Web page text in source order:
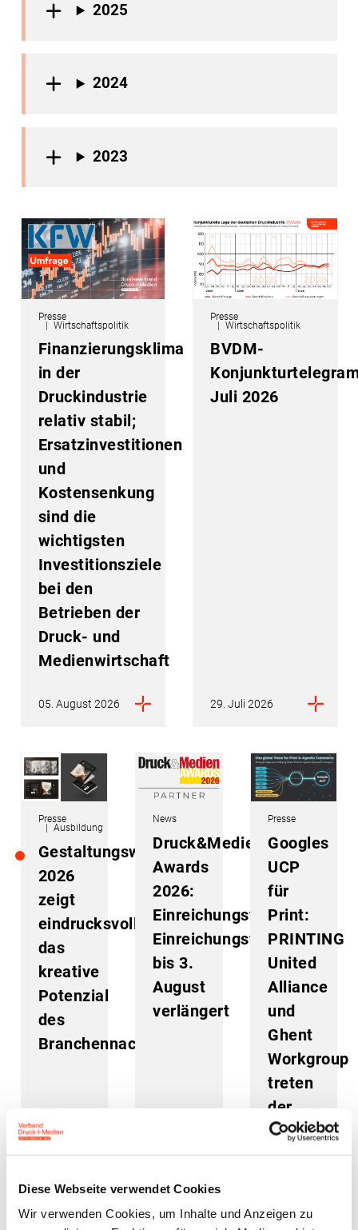
Diese Webseite verwendet Cookies
Wir verwenden Cookies, um Inhalte und Anzeigen zu
2025
2024
2023
Presse
Wirtschaftspolitik
Finanzierungsklima
in der
Druckindustrie
relativ stabil;
Ersatzinvestitionen
und
Kostensenkung
sind die
wichtigsten
Investitionsziele
bei den
Betrieben der
Druck- und
Medienwirtschaft
05. August 2026
Presse
Wirtschaftspolitik
BVDM-
Juli 2026
29. Juli 2026
Presse
Ausbildung
Gestaltungswettbewerb
2026
zeigt
eindrucksvoll
das
kreative
Potenzial
des
Branchennachwuchses
21. Juli 2026
News
Druck&Medien
Awards
2026:
Einreichungsfrist
Einreichungsfrist
bis 3.
August
verlängert
14. Juli 2026
Presse
Googles
UCP
für
Print:
PRINTING
United
Alliance
und
Ghent
Workgroup
treten
der
Initiative
bei